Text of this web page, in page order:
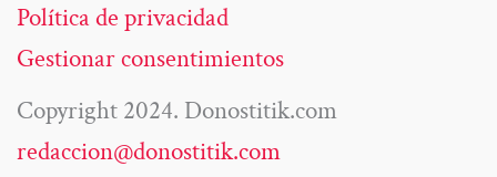
Política de privacidad
Gestionar consentimientos
Copyright 2024. Donostitik.com
redaccion@donostitik.com